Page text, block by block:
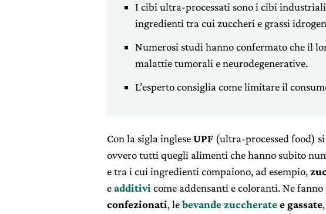
I cibi ultra-processati sono i cibi
ingredienti tra cui zuccheri e grassi
Numerosi studi hanno confermato che il
malattie tumorali e neurodegenerative.
L’esperto consiglia come limitare il
Con la sigla ingleseUPF (ultra-processed food)
ovvero tutti quegli alimenti che hanno subito
e tra i cui ingredienti compaiono, ad esempio,
eadditivi come addensanti e coloranti. Ne fanno
confezionati, lebevande zuccheratee gassate